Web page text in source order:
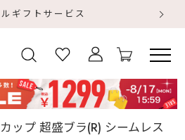
ギフトサービス
ップ 超盛ブラ(R) シームレス